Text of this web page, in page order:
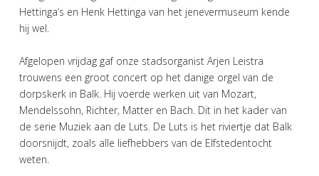
Hettinga’s en Henk Hettinga van het jenevermuseum kende
hij wel.
Afgelopen vrijdag gaf onze stadsorganist Arjen Leistra
trouwens een groot concert op het danige orgel van de
dorpskerk in Balk. Hij voerde werken uit van Mozart,
Mendelssohn, Richter, Matter en Bach. Dit in het kader van
de serie Muziek aan de Luts. De Luts is het riviertje dat Balk
doorsnijdt, zoals alle liefhebbers van de Elfstedentocht
weten.